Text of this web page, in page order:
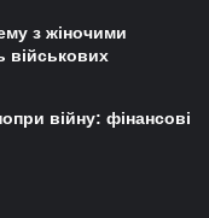
з жіночими
військових
війну: фінансові